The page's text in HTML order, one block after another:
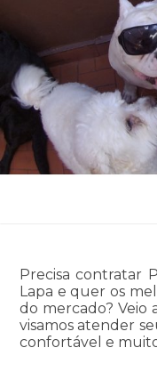
Precisa contratar
Lapa e quer os
do mercado? Veio
visamos atender
confortável e